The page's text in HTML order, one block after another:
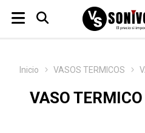
Inicio VASOS TERMICOS
VASO